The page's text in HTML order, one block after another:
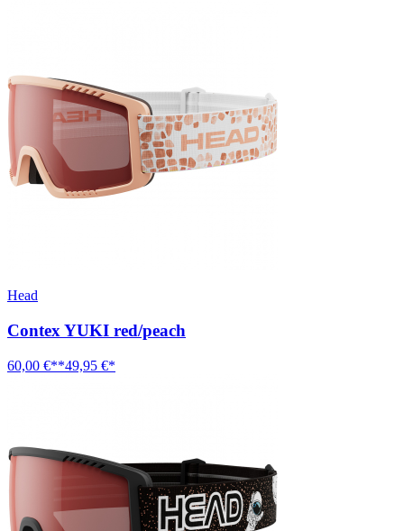
Head
Contex YUKI red/peach
60,00 €**49,95 €*